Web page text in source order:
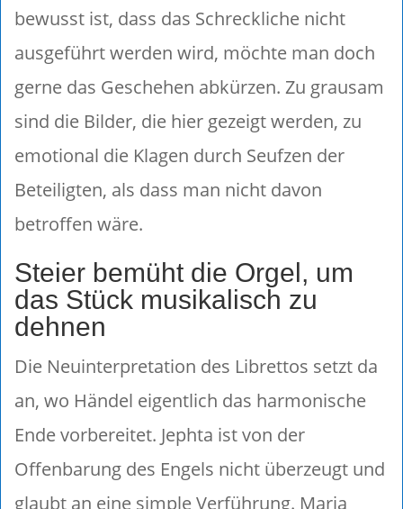
bewusst ist, dass das Schreckliche nicht
ausgeführt werden wird, möchte man doch
gerne das Geschehen abkürzen. Zu grausam
sind die Bilder, die hier gezeigt werden, zu
emotional die Klagen durch Seufzen der
Beteiligten, als dass man nicht davon
betroffen wäre.
Steier bemüht die Orgel, um
das Stück musikalisch zu
dehnen
Die Neuinterpretation des Librettos setzt da
an, wo Händel eigentlich das harmonische
Ende vorbereitet. Jephta ist von der
Offenbarung des Engels nicht überzeugt und
glaubt an eine simple Verführung. Maria